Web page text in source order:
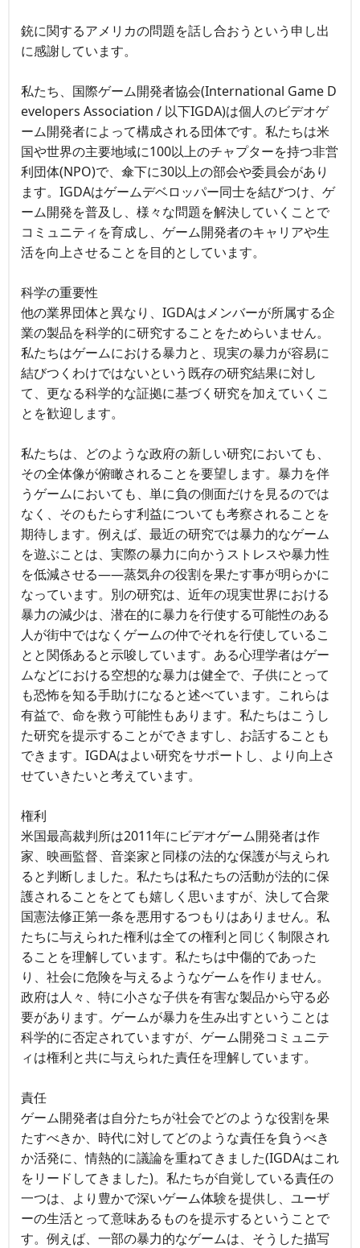
銃に関するアメリカの問題を話し合おうという申し出
に感謝しています。
私たち、国際ゲーム開発者協会(International Game D
evelopers Association / 以下IGDA)は個人のビデオゲ
ーム開発者によって構成される団体です。私たちは米
国や世界の主要地域に100以上のチャプターを持つ非営
利団体(NPO)で、傘下に30以上の部会や委員会があり
ます。IGDAはゲームデベロッパー同士を結びつけ、ゲ
ーム開発を普及し、様々な問題を解決していくことで
コミュニティを育成し、ゲーム開発者のキャリアや生
活を向上させることを目的としています。
科学の重要性
他の業界団体と異なり、IGDAはメンバーが所属する企
業の製品を科学的に研究することをためらいません。
私たちはゲームにおける暴力と、現実の暴力が容易に
結びつくわけではないという既存の研究結果に対し
て、更なる科学的な証拠に基づく研究を加えていくこ
とを歓迎します。
私たちは、どのような政府の新しい研究においても、
その全体像が俯瞰されることを要望します。暴力を伴
うゲームにおいても、単に負の側面だけを見るのでは
なく、そのもたらす利益についても考察されることを
期待します。例えば、最近の研究では暴力的なゲーム
を遊ぶことは、実際の暴力に向かうストレスや暴力性
を低減させる――蒸気弁の役割を果たす事が明らかに
なっています。別の研究は、近年の現実世界における
暴力の減少は、潜在的に暴力を行使する可能性のある
人が街中ではなくゲームの仲でそれを行使しているこ
とと関係あると示唆しています。ある心理学者はゲー
ムなどにおける空想的な暴力は健全で、子供にとって
も恐怖を知る手助けになると述べています。これらは
有益で、命を救う可能性もあります。私たちはこうし
た研究を提示することができますし、お話することも
できます。IGDAはよい研究をサポートし、より向上さ
せていきたいと考えています。
権利
米国最高裁判所は2011年にビデオゲーム開発者は作
家、映画監督、音楽家と同様の法的な保護が与えられ
ると判断しました。私たちは私たちの活動が法的に保
護されることをとても嬉しく思いますが、決して合衆
国憲法修正第一条を悪用するつもりはありません。私
たちに与えられた権利は全ての権利と同じく制限され
ることを理解しています。私たちは中傷的であった
り、社会に危険を与えるようなゲームを作りません。
政府は人々、特に小さな子供を有害な製品から守る必
要があります。ゲームが暴力を生み出すということは
科学的に否定されていますが、ゲーム開発コミュニテ
ィは権利と共に与えられた責任を理解しています。
責任
ゲーム開発者は自分たちが社会でどのような役割を果
たすべきか、時代に対してどのような責任を負うべき
か活発に、情熱的に議論を重ねてきました(IGDAはこれ
をリードしてきました)。私たちが自覚している責任の
一つは、より豊かで深いゲーム体験を提供し、ユーザ
ーの生活とって意味あるものを提示するということで
す。例えば、一部の暴力的なゲームは、そうした描写